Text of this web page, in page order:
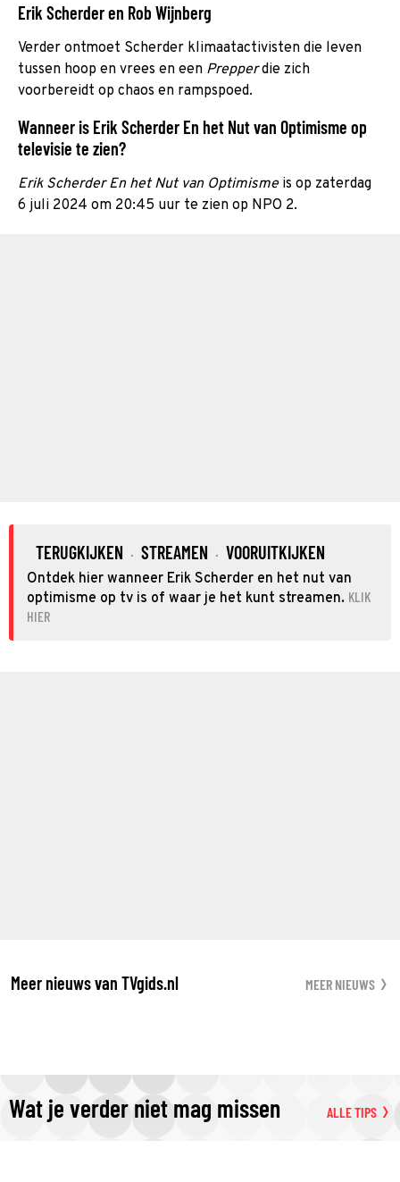
Erik Scherder en Rob Wijnberg
Verder ontmoet Scherder klimaatactivisten die leven
tussen hoop en vrees en een Prepperdie zich
voorbereidt op chaos en rampspoed.
Wanneer is Erik Scherder En het Nut van Optimisme op
televisie te zien?
Erik Scherder En het Nut van Optimismeis op zaterdag
6 juli 2024 om 20:45 uur te zien op NPO 2.
TERUGKIJKEN · STREAMEN · VOORUITKIJKEN
Ontdek hier wanneer Erik Scherder en het nut van
optimisme op tv is of waar je het kunt streamen. KLIK
HIER
Meer nieuws van TVgids.nl MEER NIEUWS
Wat je verder niet mag missen ALLE TIPS